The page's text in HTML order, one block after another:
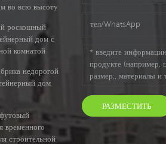
во всю высоту
роскошный
дом с
комнатой
недорогой
дом
временного
строительной
РАЗМЕСТИТЬ